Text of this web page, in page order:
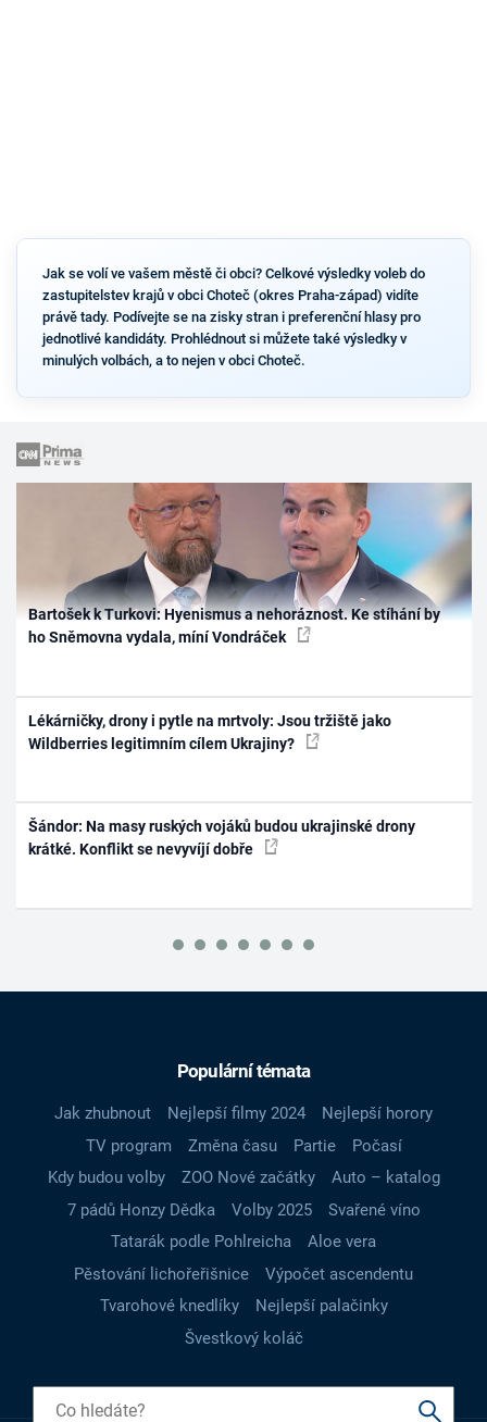
Jak se volí ve vašem městě či obci? Celkové výsledky voleb do
zastupitelstev krajů v obci Choteč (okres Praha-západ) vidíte
právě tady. Podívejte se na zisky stran i preferenční hlasy pro
jednotlivé kandidáty. Prohlédnout si můžete také výsledky v
minulých volbách, a to nejen v obci Choteč.
Bartošek k Turkovi: Hyenismus a nehoráznost. Ke stíhání by
ho Sněmovna vydala, míní Vondráček
Lékárničky, drony i pytle na mrtvoly: Jsou tržiště jako
Wildberries legitimním cílem Ukrajiny?
Šándor: Na masy ruských vojáků budou ukrajinské drony
krátké. Konflikt se nevyvíjí dobře
Populární témata
Jak zhubnout Nejlepší filmy 2024
Nejlepší horory
TV program
Změna času Partie
Počasí
Kdy budou volby
ZOO Nové začátky
Auto – katalog
7 pádů Honzy Dědka
Volby 2025
Svařené víno
Tatarák podle Pohlreicha
Aloe vera
Pěstování lichořeřišnice
Výpočet ascendentu
Tvarohové knedlíky
Nejlepší palačinky
Švestkový koláč